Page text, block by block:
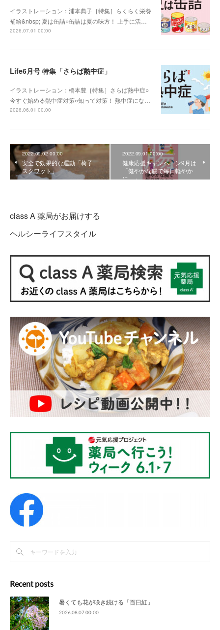
イラストレーション：浦本典子［特集］らくらく栄養
補給&nbsp; 夏は缶詰○缶詰は夏の味方！ 上手に活…
2026.07.01 00:00
Life6月号 特集「さらば熱中症」
イラストレーション：橋本豊［特集］さらば熱中症○
今すぐ始める熱中症対策○知って対策！ 熱中症にな…
2026.06.01 00:00
2022.09.02 00:00
安全で効果的な運動「椅子
スクワット」
2022.09.01 00:00
健康応援キャンペーン9月は
「健やかな腸で毎日軽やか
に。」
class A 薬局がお届けする
ヘルシーライフスタイル
Recent posts
暑くても花が咲き続ける「百日紅」
2026.08.07 00:00